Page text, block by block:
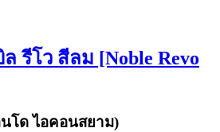
รีโว สีลม [Noble Revo
โด ไอคอนสยาม)